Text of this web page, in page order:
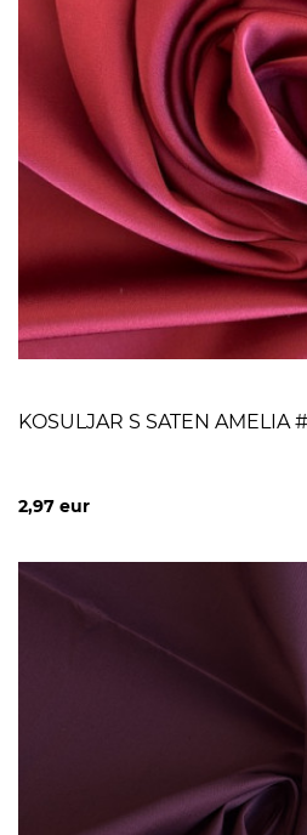
KOSULJAR S SATEN AMELIA
2,97 eur